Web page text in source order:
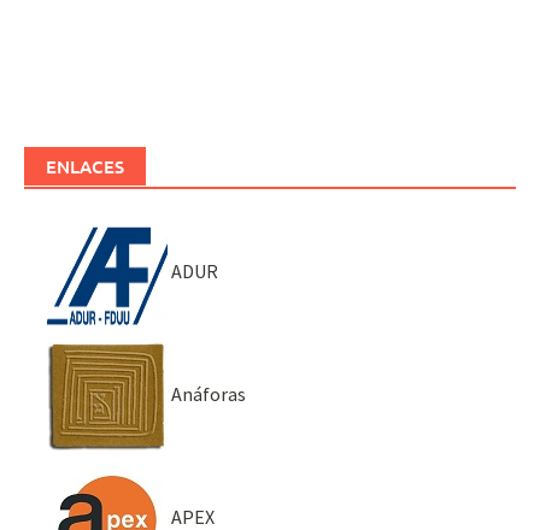
ENLACES
ADUR
Anáforas
APEX